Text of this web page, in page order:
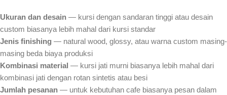
Ukuran dan desain — kursi dengan sandaran tinggi atau desain
custom biasanya lebih mahal dari kursi standar
Jenis finishing — natural wood, glossy, atau warna custom masing-
masing beda biaya produksi
Kombinasi material — kursi jati murni biasanya lebih mahal dari
kombinasi jati dengan rotan sintetis atau besi
Jumlah pesanan — untuk kebutuhan cafe biasanya pesan dalam